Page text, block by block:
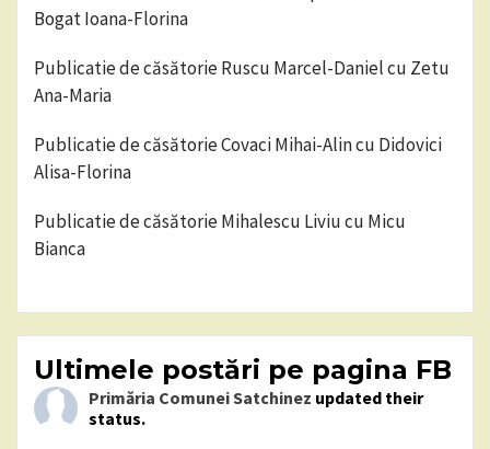
Bogat Ioana-Florina
Publicatie de căsătorie Ruscu Marcel-Daniel cu Zetu
Ana-Maria
Publicatie de căsătorie Covaci Mihai-Alin cu Didovici
Alisa-Florina
Publicatie de căsătorie Mihalescu Liviu cu Micu
Bianca
Ultimele postări pe pagina FB
Primăria Comunei Satchinez updated their
status.